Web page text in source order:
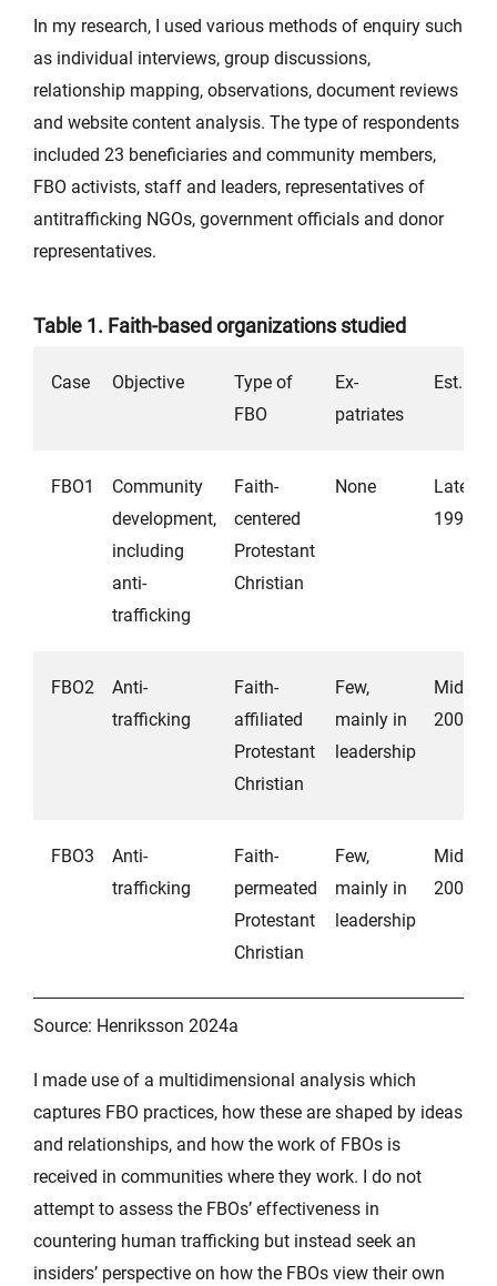
In my research, I used various methods of enquiry such
as individual interviews, group discussions,
relationship mapping, observations, document reviews
and website content analysis. The type of respondents
included 23 beneficiaries and community members,
FBO activists, staff and leaders, representatives of
antitrafficking NGOs, government officials and donor
representatives.
Table 1. Faith-based organizations studied
Case Objective
Type of
FBO
Ex-
patriates
Est.
FBO1
Community
development,
including
anti-
trafficking
Faith-
centered
Protestant
Christian
None
Late
1990s
FBO2
Anti-
trafficking
Faith-
affiliated
Protestant
Christian
Few,
mainly in
leadership
Mid
2000s
FBO3
Anti-
trafficking
Faith-
permeated
Protestant
Christian
Few,
mainly in
leadership
Mid
2000s
Source: Henriksson 2024a
I made use of a multidimensional analysis which
captures FBO practices, how these are shaped by ideas
and relationships, and how the work of FBOs is
received in communities where they work. I do not
attempt to assess the FBOs’ effectiveness in
countering human trafficking but instead seek an
insiders’ perspective on how the FBOs view their own